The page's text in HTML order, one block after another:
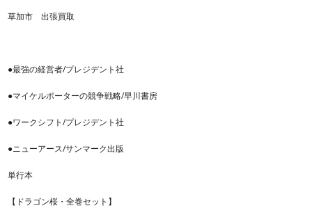
草加市 出張買取
●最強の経営者/プレジデント社
●マイケルポーターの競争戦略/早川書房
●ワークシフト/プレジデント社
●ニューアース/サンマーク出版
単行本
【ドラゴン桜・全巻セット】